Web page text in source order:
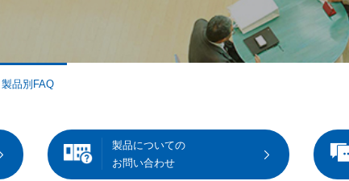
製品別FAQ
製品についての
お問い合わせ